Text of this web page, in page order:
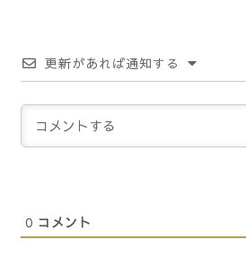
更新があれば通知する
0 コメント